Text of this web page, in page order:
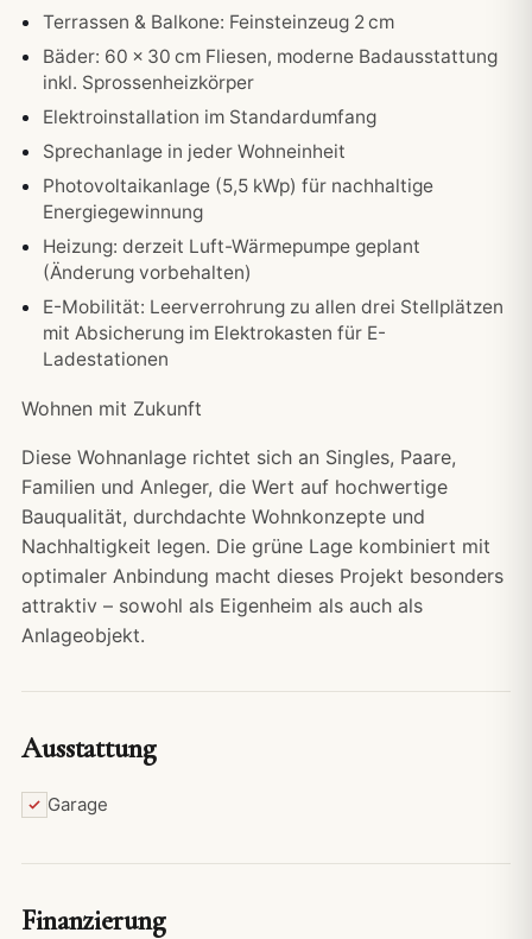
Terrassen & Balkone: Feinsteinzeug 2 cm
Bäder: 60 × 30 cm Fliesen, moderne Badausstattung
inkl. Sprossenheizkörper
Elektroinstallation im Standardumfang
Sprechanlage in jeder Wohneinheit
Photovoltaikanlage (5,5 kWp) für nachhaltige
Energiegewinnung
Heizung: derzeit Luft-Wärmepumpe geplant
(Änderung vorbehalten)
E-Mobilität: Leerverrohrung zu allen drei Stellplätzen
mit Absicherung im Elektrokasten für E-
Ladestationen
Wohnen mit Zukunft
Diese Wohnanlage richtet sich an Singles, Paare,
Familien und Anleger, die Wert auf hochwertige
Bauqualität, durchdachte Wohnkonzepte und
Nachhaltigkeit legen. Die grüne Lage kombiniert mit
optimaler Anbindung macht dieses Projekt besonders
attraktiv – sowohl als Eigenheim als auch als
Anlageobjekt.
Ausstattung
Garage
Finanzierung